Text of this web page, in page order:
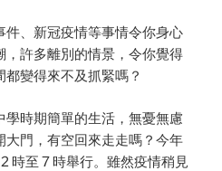
件、新冠疫情等事情令你身心
許多離別的情景，令你覺得
變得來不及抓緊嗎？
時期簡單的生活，無憂無慮
大門，有空回來走走嗎？今年
時至 7 時舉行。雖然疫情稍見